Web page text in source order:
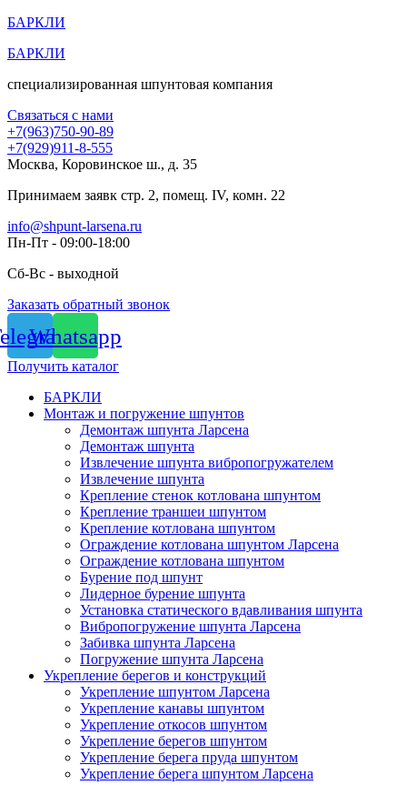
Перейти
содержимому
БАРКЛИ
БАРКЛИ
специализированная шпунтовая компания
Связаться с нами
+7(963)750-90-89
+7(929)911-8-555
Москва, Коровинское ш., д. 35
Принимаем заявк стр. 2, помещ. IV, комн. 22
info@shpunt-larsena.ru
Пн-Пт - 09:00-18:00
Сб-Вс - выходной
Заказать обратный звонок
Whatsapp
Получить каталог
БАРКЛИ
Монтаж и погружение шпунтов
Демонтаж шпунта Ларсена
Демонтаж шпунта
Извлечение шпунта вибропогружателем
Извлечение шпунта
Крепление стенок котлована шпунтом
Крепление траншеи шпунтом
Крепление котлована шпунтом
Ограждение котлована шпунтом Ларсена
Ограждение котлована шпунтом
Бурение под шпунт
Лидерное бурение шпунта
Установка статического вдавливания шпунта
Вибропогружение шпунта Ларсена
Забивка шпунта Ларсена
Погружение шпунта Ларсена
Укрепление берегов и конструкций
Укрепление шпунтом Ларсена
Укрепление канавы шпунтом
Укрепление откосов шпунтом
Укрепление берегов шпунтом
Укрепление берега пруда шпунтом
Укрепление берега шпунтом Ларсена